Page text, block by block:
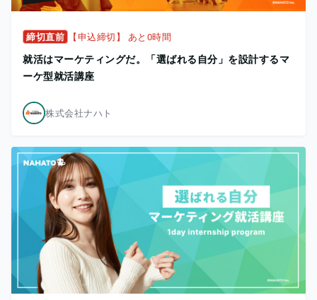
締切直前 【申込締切】 あと0時間
就活はマーケティングだ。「選ばれる自分」を設計するマ
ーケ型就活講座
株式会社ナハト